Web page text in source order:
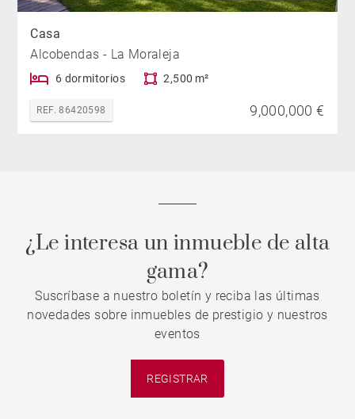
Casa
Alcobendas - La Moraleja
6 dormitorios 2,500 m²
REF. 86420598 9,000,000 €
¿Le interesa un inmueble de alta
gama?
Suscríbase a nuestro boletín y reciba las últimas
novedades sobre inmuebles de prestigio y nuestros
eventos
REGISTRAR